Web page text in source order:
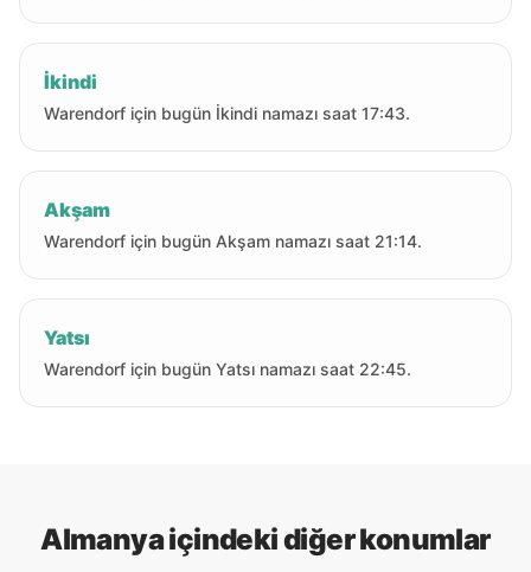
İkindi
Warendorf için bugün İkindi namazı saat 17:43.
Akşam
Warendorf için bugün Akşam namazı saat 21:14.
Yatsı
Warendorf için bugün Yatsı namazı saat 22:45.
Almanya içindeki diğer konumlar